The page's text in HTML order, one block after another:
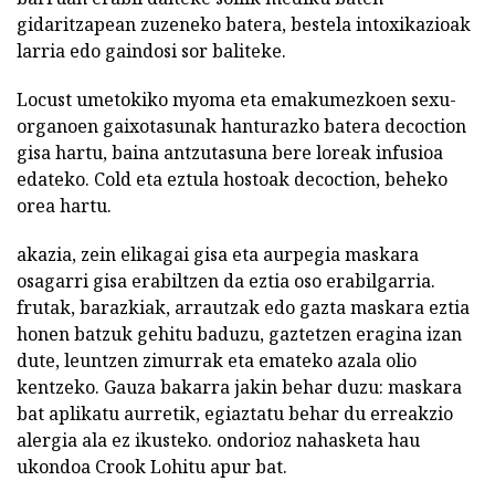
gidaritzapean zuzeneko batera, bestela intoxikazioak
larria edo gaindosi sor baliteke.
Locust umetokiko myoma eta emakumezkoen sexu-
organoen gaixotasunak hanturazko batera decoction
gisa hartu, baina antzutasuna bere loreak infusioa
edateko. Cold eta eztula hostoak decoction, beheko
orea hartu.
akazia, zein elikagai gisa eta aurpegia maskara
osagarri gisa erabiltzen da eztia oso erabilgarria.
frutak, barazkiak, arrautzak edo gazta maskara eztia
honen batzuk gehitu baduzu, gaztetzen eragina izan
dute, leuntzen zimurrak eta emateko azala olio
kentzeko. Gauza bakarra jakin behar duzu: maskara
bat aplikatu aurretik, egiaztatu behar du erreakzio
alergia ala ez ikusteko. ondorioz nahasketa hau
ukondoa Crook Lohitu apur bat.